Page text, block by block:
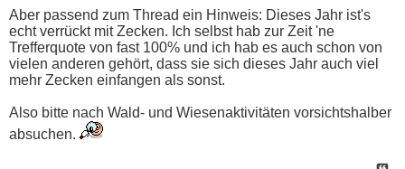
Aber passend zum Thread ein Hinweis: Dieses Jahr ist's
echt verrückt mit Zecken. Ich selbst hab zur Zeit 'ne
Trefferquote von fast 100% und ich hab es auch schon von
vielen anderen gehört, dass sie sich dieses Jahr auch viel
mehr Zecken einfangen als sonst.
Also bitte nach Wald- und Wiesenaktivitäten vorsichtshalber
absuchen.